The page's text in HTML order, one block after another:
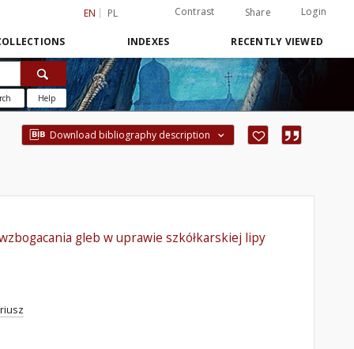
EN PL Contrast Share Login
INDEXES RECENTLY VIEWED
Help
Download bibliography description
gleb w uprawie szkółkarskiej lipy